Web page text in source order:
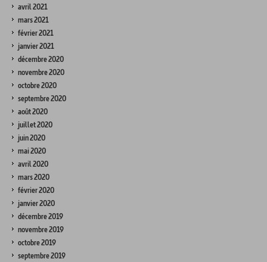
avril 2021
mars 2021
février 2021
janvier 2021
décembre 2020
novembre 2020
octobre 2020
septembre 2020
août 2020
juillet 2020
juin 2020
mai 2020
avril 2020
mars 2020
février 2020
janvier 2020
décembre 2019
novembre 2019
octobre 2019
septembre 2019